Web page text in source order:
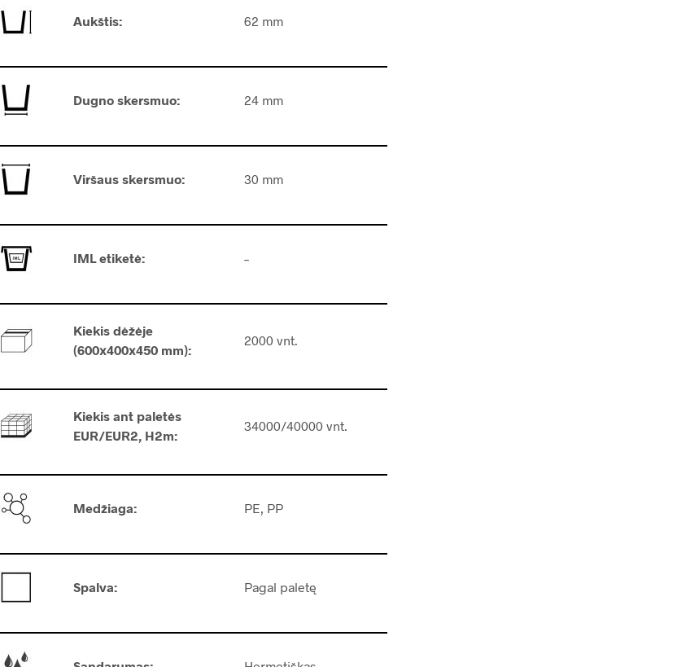
Aukštis: 62 mm
Dugno skersmuo: 24 mm
Viršaus skersmuo: 30 mm
IML etiketė: –
Kiekis dėžėje
(600х400х450 mm):
2000 vnt.
Kiekis ant paletės
EUR/EUR2, H2m:
34000/40000 vnt.
Medžiaga: PE, PP
Spalva: Pagal paletę